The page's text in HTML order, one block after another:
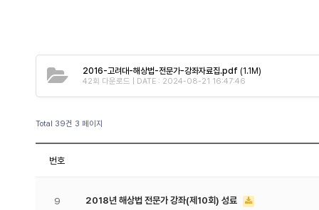
2016-고려대-해상법-전문가-강좌자료집.pdf (1.1M)
42회 다운로드 | DATE : 2024-08-21 16:47:46
Total 39건 3 페이지
번호
9 2018년 해상법 전문가 강좌(제10회) 성료